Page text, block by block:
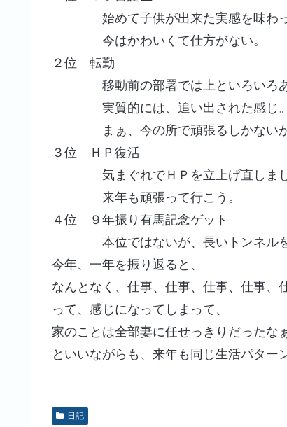
始めて子供が出来た実感を味わっ
今はかわいくて仕方がない。
２位 転勤
移動前の部署では上といろいろあ
実質的には、追い出された感じ。
まぁ、今の所で頑張るしかないか
３位 ＨＰ復活
気まぐれでＨＰを立上げ直しまし
来年も頑張って行こう。
４位 ９年振り有馬記念ゲット
本位ではないが、長いトンネルを
今年、一年を振り返ると、
なんとなく、仕事、仕事、仕事、仕事
って、感じになってしまって、
家のことは全部妻に任せっきりだったなぁ
といいながらも、来年も同じ生活パター
日記